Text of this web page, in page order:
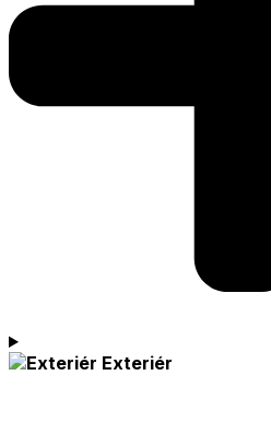
Exteriér